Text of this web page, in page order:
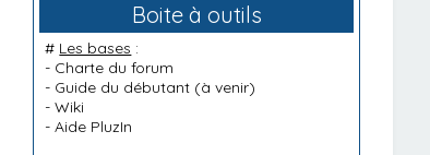
Boite à outils
# Les bases :
- Charte du forum
- Guide du débutant (à venir)
-Wiki
-Aide PluzIn